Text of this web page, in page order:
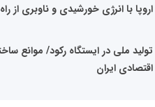
اروپا با انرژی خورشیدی و ناوبری از
تولید ملی در ایستگاه رکود/ موانع
اقتصادی ایران